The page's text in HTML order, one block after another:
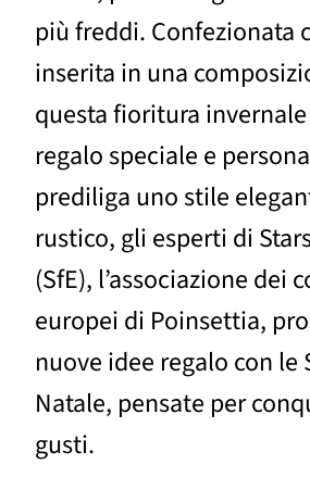
più freddi. Confezionata
inserita in una
questa fioritura
regalo speciale e
prediliga uno stile
rustico, gli esperti di
(SfE), l’associazione dei
europei di Poinsettia,
nuove idee regalo con le
Natale, pensate per
gusti.